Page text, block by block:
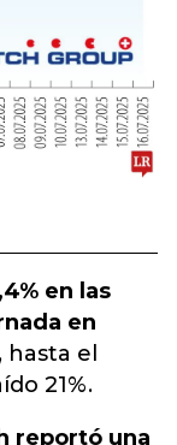
en las
en
hasta el
21%.
reportó una